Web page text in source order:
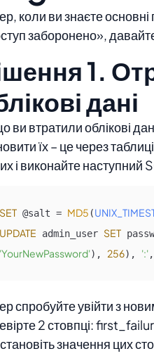
коли ви знаєте
заборонено»,
1.
дані
ви втратили облікові
їх – це через
і виконайте наступний
SET @salt = MD5 (
UPDATE admin_user SET
'YourNewPassword'), 256), ':'
спробуйте увійти з
2 стовпці:
значення цих